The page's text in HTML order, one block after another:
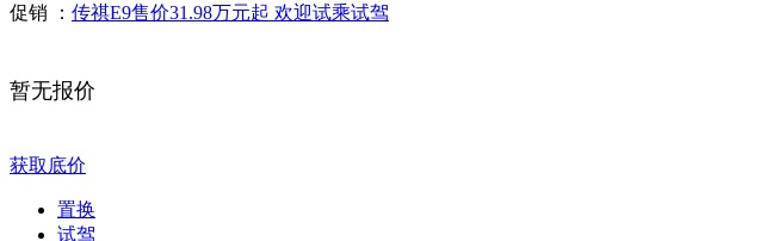
促销 ： 传祺E9售价31.98万元起 欢迎试乘试驾
暂无报价
获取底价
置换
试驾